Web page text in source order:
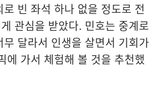
빈 좌석 하나 없을 정도로 전
관심을 받았다. 민호는 중계로
달라서 인생을 살면서 기회가
에 가서 체험해 볼 것을 추천했